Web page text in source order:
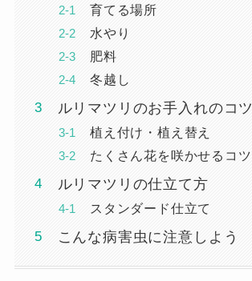
育てる場所
水やり
肥料
冬越し
ルリマツリのお手入れのコツ
植え付け・植え替え
たくさん花を咲かせるコツ
ルリマツリの仕立て方
スタンダード仕立て
こんな病害虫に注意しよう